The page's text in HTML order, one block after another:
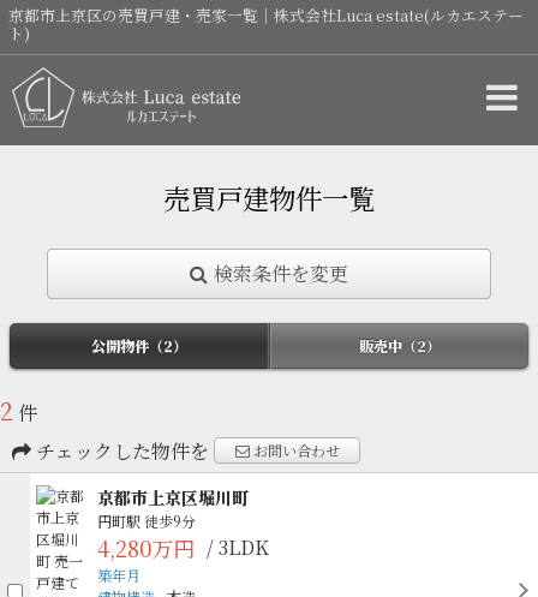
京都市上京区の売買戸建・売家一覧｜株式会社Luca estate(ルカエステー
ト)
売買戸建物件一覧
検索条件を変更
公開物件（2） 販売中（2）
2 件
チェックした物件を
お問い合わせ
京都市上京区堀川町
円町駅徒歩9分
4,280万円 / 3LDK
築年月